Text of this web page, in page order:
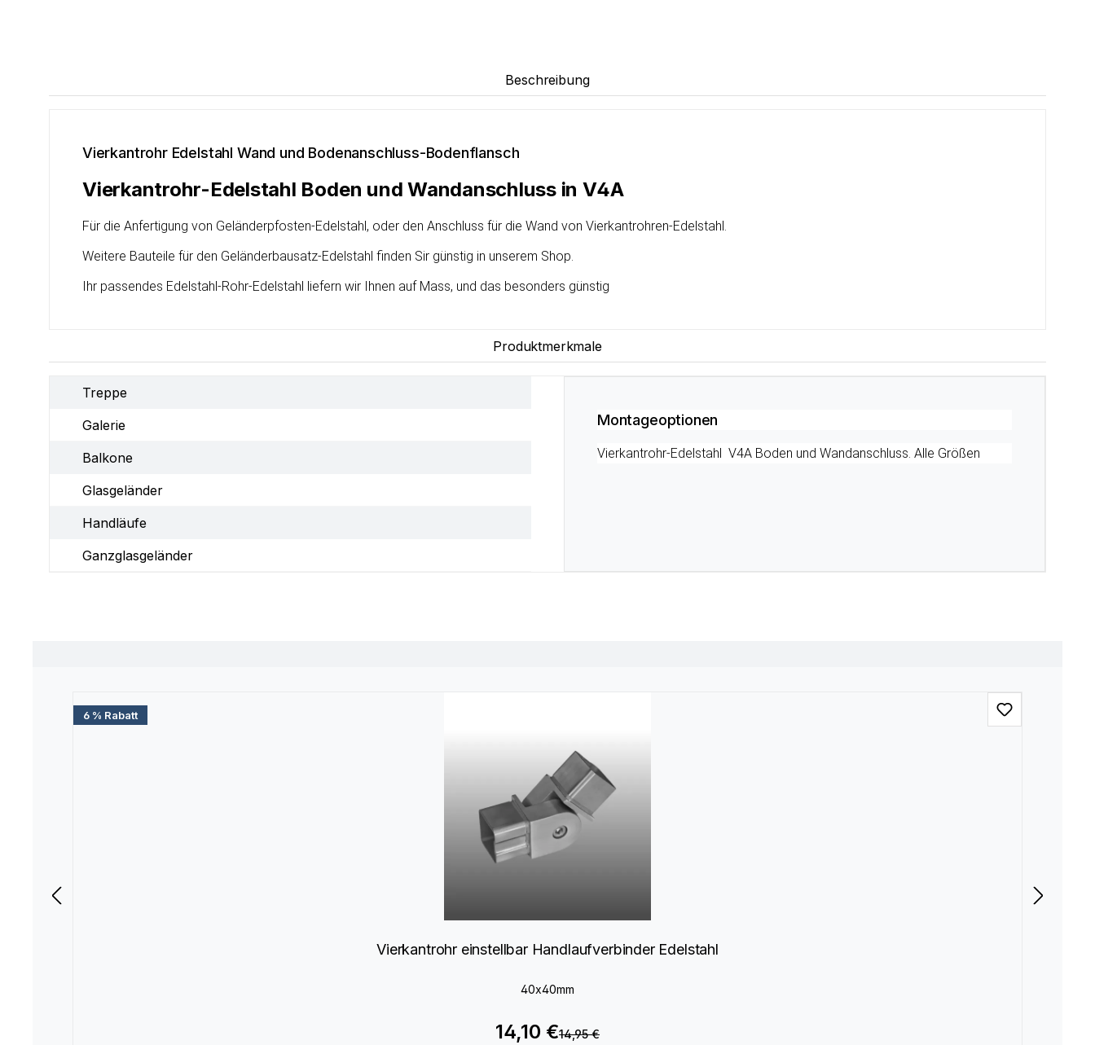
Beschreibung
Vierkantrohr Edelstahl Wand und Bodenanschluss-Bodenflansch
Vierkantrohr-Edelstahl Boden und Wandanschluss in V4A
Für die Anfertigung von Geländerpfosten-Edelstahl, oder den Anschluss für die Wand von Vierkantrohren-Edelstahl.
Weitere Bauteile für den Geländerbausatz-Edelstahl finden Sir günstig in unserem Shop.
Ihr passendes Edelstahl-Rohr-Edelstahl liefern wir Ihnen auf Mass, und das besonders günstig
Produktmerkmale
Treppe
Galerie
Balkone
Glasgeländer
Handläufe
Ganzglasgeländer
Montageoptionen
Vierkantrohr-Edelstahl V4A Boden und Wandanschluss. Alle Größen
6 % Rabatt
Vierkantrohr einstellbar Handlaufverbinder Edelstahl
40x40mm
14,10 €14,95 €